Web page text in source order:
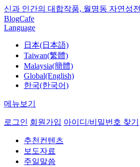
신과 인간의 대합작품, 월명동 자연성전
BlogCafe
Language
日本(日本語)
Taiwan(繁體)
Malaysia(簡體)
Global(English)
한국(한국어)
메뉴보기
로그인 회원가입 아이디/비밀번호 찾기
추천컨텐츠
보도자료
주일말씀